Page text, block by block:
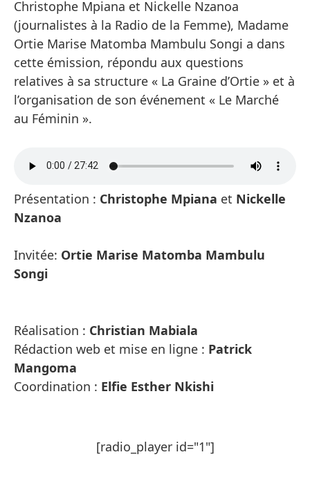
Christophe Mpiana et Nickelle Nzanoa
(journalistes à la Radio de la Femme), Madame
Ortie Marise Matomba Mambulu Songi a dans
cette émission, répondu aux questions
relatives à sa structure « La Graine d’Ortie » et à
l’organisation de son événement « Le Marché
au Féminin ».
Présentation : Christophe Mpiana et Nickelle
Nzanoa
Invitée: Ortie Marise Matomba Mambulu
Songi
Réalisation : Christian Mabiala
Rédaction web et mise en ligne : Patrick
Mangoma
Coordination : Elfie Esther Nkishi
[radio_player id="1"]